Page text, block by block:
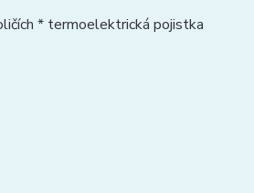
* termoelektrická pojistka